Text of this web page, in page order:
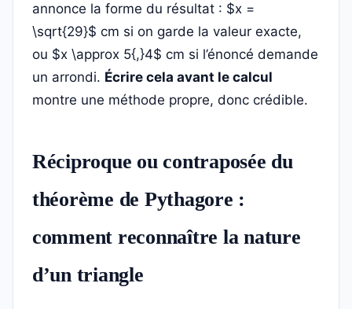
annonce la forme du résultat : $x =
\sqrt{29}$ cm si on garde la valeur exacte,
ou $x \approx 5{,}4$ cm si l’énoncé demande
un arrondi. Écrire cela avant le calcul
montre une méthode propre, donc crédible.
Réciproque ou contraposée du
théorème de Pythagore :
comment reconnaître la nature
d’un triangle